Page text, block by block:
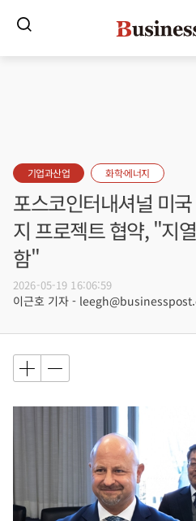
기업과산업 화학·에너지
포스코인터내셔널 미
지 프로젝트 협약, "지
함"
2026-05-19 16:06:59
이근호 기자 -